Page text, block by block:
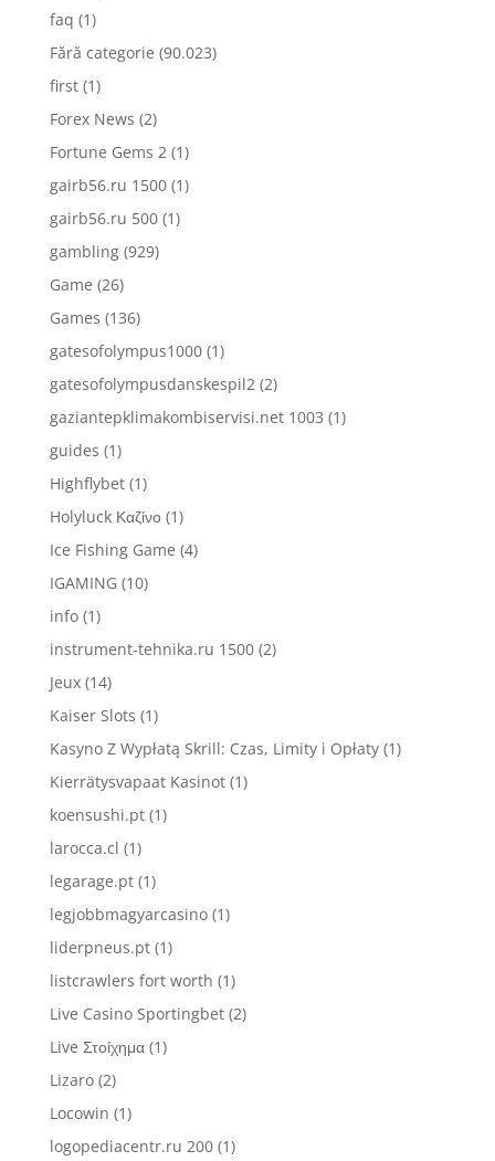
faq (1)
Fără categorie (90.023)
first(1)
Forex News (2)
Fortune Gems 2(1)
gairb56.ru 1500(1)
gairb56.ru 500(1)
gambling(929)
Game (26)
Games (136)
gatesofolympus1000(1)
gatesofolympusdanskespil2(2)
gaziantepklimakombiservisi.net 1003 (1)
guides (1)
Highflybet(1)
Holyluck Καζίνο(1)
Ice Fishing Game (4)
IGAMING (10)
info(1)
instrument-tehnika.ru 1500(2)
Jeux(14)
Kaiser Slots (1)
Kasyno Z Wypłatą Skrill: Czas, Limity i Opłaty(1)
Kierrätysvapaat Kasinot(1)
koensushi.pt(1)
larocca.cl (1)
legarage.pt(1)
legjobbmagyarcasino(1)
liderpneus.pt(1)
listcrawlers fort worth (1)
Live Casino Sportingbet(2)
Live Στοίχημα(1)
Lizaro(2)
Locowin (1)
logopediacentr.ru 200(1)